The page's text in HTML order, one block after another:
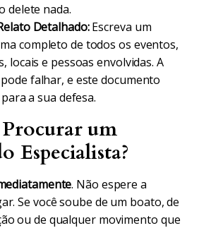
delete nada.
Detalhado:Escreva um
completo de todos os eventos,
locais e pessoas envolvidas. A
falhar, e este documento
a sua defesa.
um
Especialista?
. Não espere a
Se você soube de um boato, de
ou de qualquer movimento que